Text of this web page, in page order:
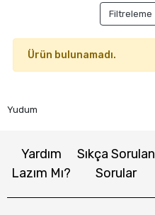
Filtreleme
Ürün bulunamadı.
Yudum
Yardım
Lazım Mı?
Sıkça Sorulan
Sorular